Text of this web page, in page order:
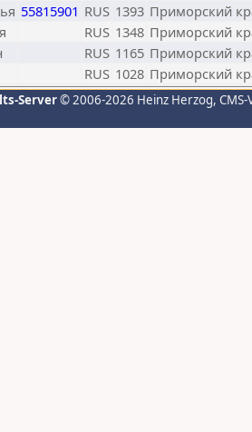
55815901 RUS 1393 Приморский
RUS 1348 Приморский
RUS 1165 Приморский
RUS 1028 Приморский
Server© 2006-2026 Heinz Herzog,